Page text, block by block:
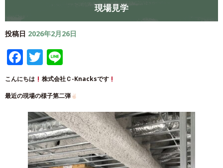
現場見学
投稿日 2026年2月26日
Facebook
Twitter
こんにちは
株式会社Ｃ-Knacksです
最近の現場の様子第二弾